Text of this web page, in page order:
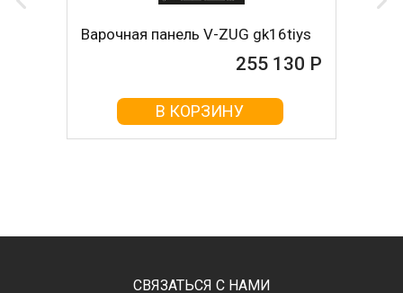
Варочная панель V-ZUG gk16tiys
255 130 Р
В КОРЗИНУ
СВЯЗАТЬСЯ С НАМИ